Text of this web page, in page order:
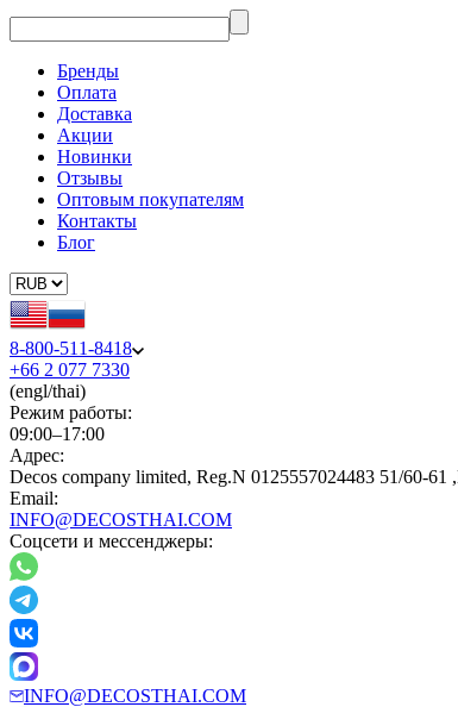
Бренды
Оплата
Доставка
Акции
Новинки
Отзывы
Оптовым покупателям
Контакты
Блог
8-800-511-8418
+66 2 077 7330
(engl/thai)
Режим работы:
09:00–17:00
Адрес:
Decos company limited, Reg.N 0125557024483 51/60-
Email:
INFO@DECOSTHAI.COM
Соцсети и мессенджеры:
INFO@DECOSTHAI.COM